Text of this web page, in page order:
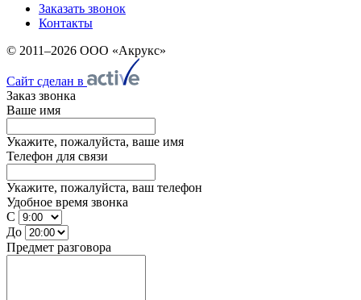
Заказать звонок
Контакты
© 2011–2026 ООО «Акрукс»
Сайт сделан в
Заказ звонка
Ваше имя
Укажите, пожалуйста, ваше имя
Телефон для связи
Укажите, пожалуйста, ваш телефон
Удобное время звонка
С
До
Предмет разговора